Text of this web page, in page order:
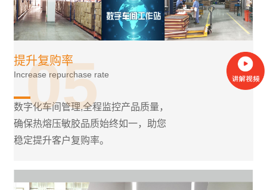
05
提升复购率
Increase repurchase rate
数字化车间管理,全程监控产品质量，
确保热熔压敏胶品质始终如一，助您
稳定提升客户复购率。